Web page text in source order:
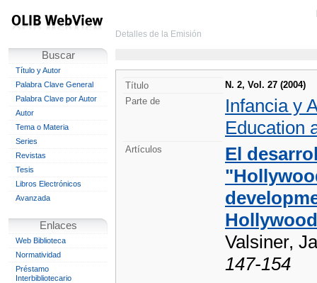
Buscar
Título y Autor
Palabra Clave General
Palabra Clave por Autor
Autor
Tema o Materia
Series
Revistas
Tesis
Libros Electrónicos
Avanzada
Enlaces
Web Biblioteca
Normatividad
Préstamo
Interbibliotecario
Detalles de la Emisión
Título
N. 2, Vol. 27 (2004)
Parte de
Infancia y
Education
Artículos
El
Valsiner,
147-154